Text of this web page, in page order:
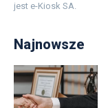
jest e-Kiosk SA.
Najnowsze